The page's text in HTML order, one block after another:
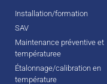
Installation/formation
SAV
Maintenance préventive et
températuree
Étalonnage/calibration en
température